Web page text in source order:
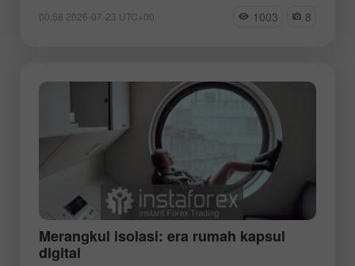
00:58 2026-07-23 UTC+00 1003 8
Merangkul isolasi: era rumah kapsul
digital